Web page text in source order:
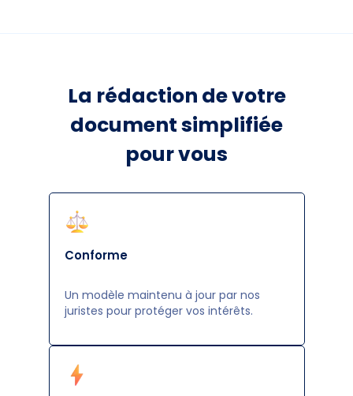
La rédaction de votre
document simplifiée
pour vous
Conforme
Un modèle maintenu à jour par nos
juristes pour protéger vos intérêts.